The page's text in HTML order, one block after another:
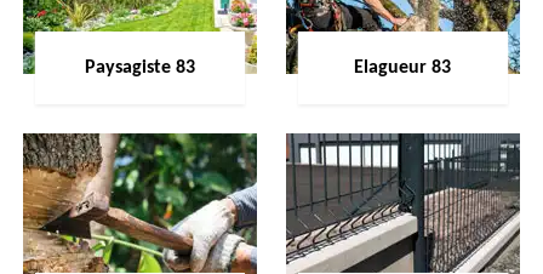
Paysagiste 83 Elagueur 83